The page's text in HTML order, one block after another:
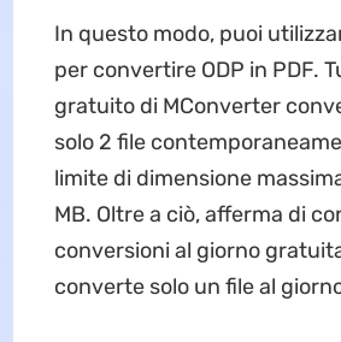
In questo modo, puoi
per convertire ODP in PDF.
gratuito di MConverter
solo 2 file
limite di dimensione
MB. Oltre a ciò, afferma di
conversioni al giorno
converte solo un file al